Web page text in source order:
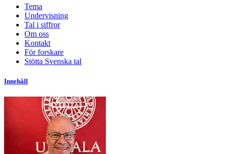
Tema
Undervisning
Tal i siffror
Om oss
Kontakt
För forskare
Stötta Svenska tal
Innehåll